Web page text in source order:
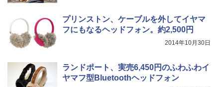
プリンストン、ケーブルを外してイヤマ
フにもなるヘッドフォン。約2,500円
2014年10月30日
ランドポート、実売6,450円のふわふわイ
ヤマフ型Bluetoothヘッドフォン